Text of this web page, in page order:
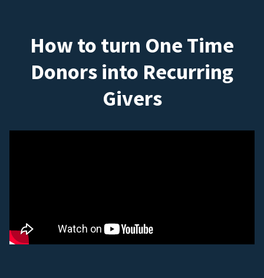
How to turn One Time
Donors into Recurring
Givers